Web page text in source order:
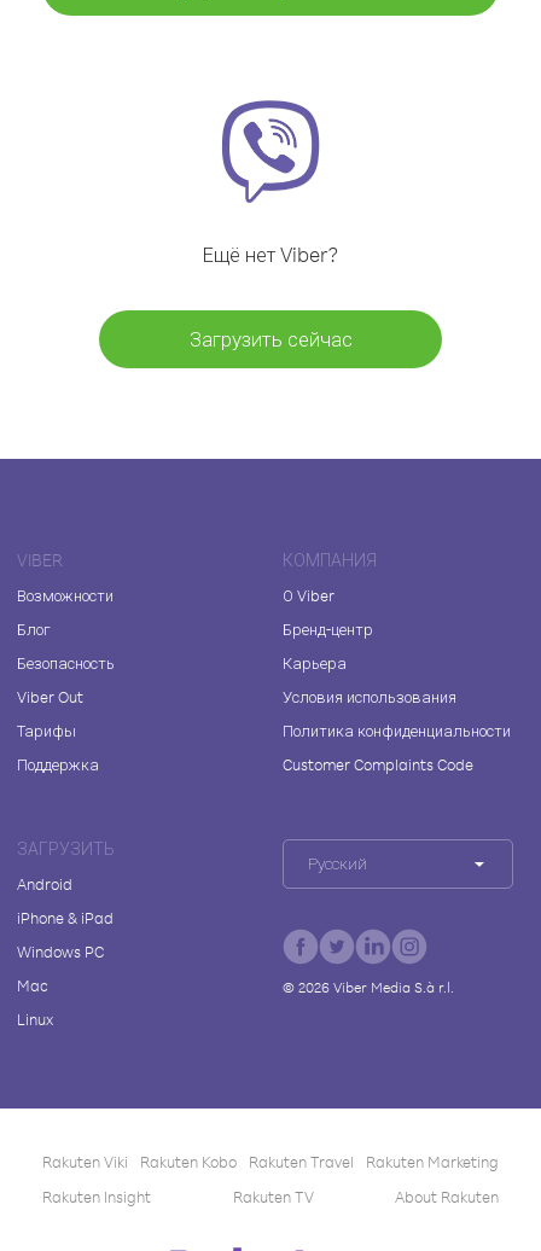
Ещё нет Viber?
Загрузить сейчас
VIBER
Возможности
Блог
Безопасность
Viber Out
Тарифы
Поддержка
КОМПАНИЯ
О Viber
Бренд-центр
Карьера
Условия использования
Политика конфиденциальности
Customer Complaints Code
ЗАГРУЗИТЬ
Android
iPhone & iPad
Windows PC
Mac
Linux
Русский
© 2026Viber Media S.à r.l.
Rakuten Viki Rakuten Kobo Rakuten Travel
Rakuten Marketing
Rakuten Insight
Rakuten TV About Rakuten